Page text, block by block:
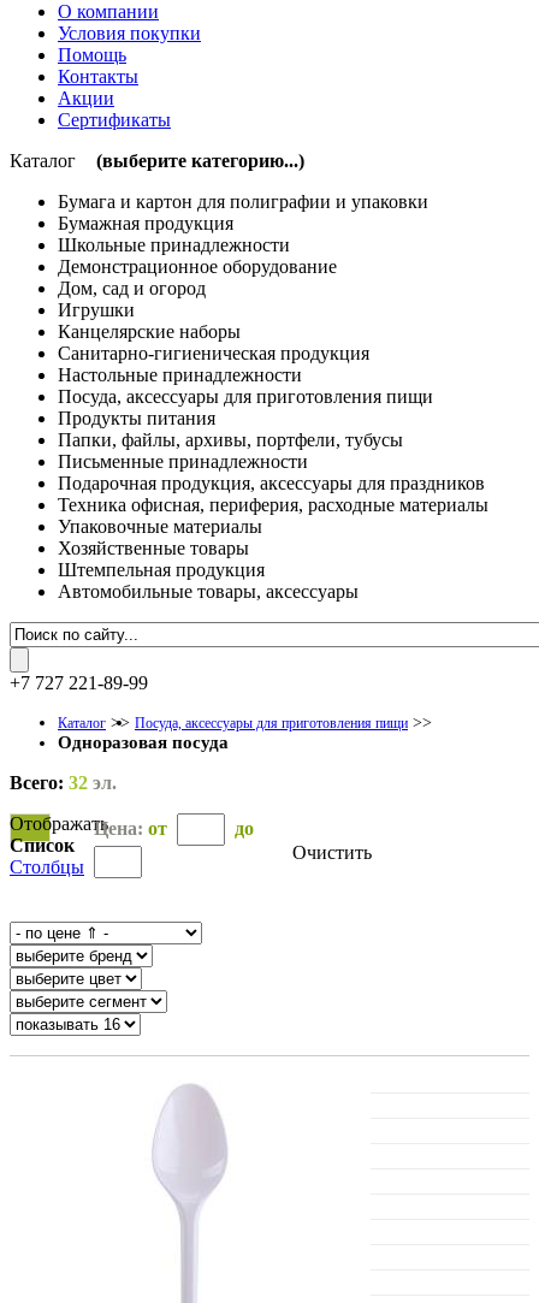
О компании
Условия покупки
Помощь
Контакты
Акции
Сертификаты
Каталог
(выберите категорию...)
Бумага и картон для полиграфии и упаковки
Бумажная продукция
Школьные принадлежности
Демонстрационное оборудование
Дом, сад и огород
Игрушки
Канцелярские наборы
Санитарно-гигиеническая продукция
Настольные принадлежности
Посуда, аксессуары для приготовления пищи
Продукты питания
Папки, файлы, архивы, портфели, тубусы
Письменные принадлежности
Подарочная продукция, аксессуары для праздников
Техника офисная, периферия, расходные материалы
Упаковочные материалы
Хозяйственные товары
Штемпельная продукция
Автомобильные товары, аксессуары
+7 727 221-89-99
Каталог >> Посуда, аксессуары для приготовления пищи >>
Одноразовая посуда
Всего: 32 эл.
Отображать
Список
Столбцы
Цена: от до
Очистить